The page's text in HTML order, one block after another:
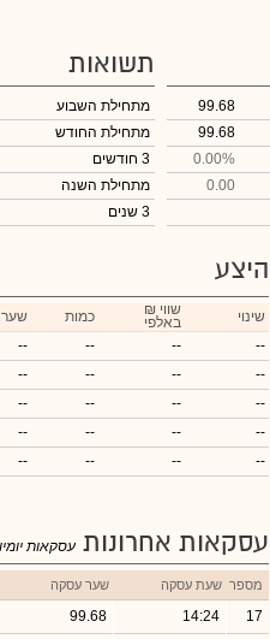
99.68
99.68
0.00%
0.00
תשואות
מתחילת השבוע
מתחילת החודש
3 חודשים
מתחילת השנה
3 שנים
היצע
שינוי ₪ שווי
באלפי כמות
שער
--
--
--
--
--
--
--
--
--
--
--
--
--
--
--
--
--
--
--
--
עסקאות אחרונות עסקאות
מספר שעת עסקה שער עסקה
17
14:24
99.68